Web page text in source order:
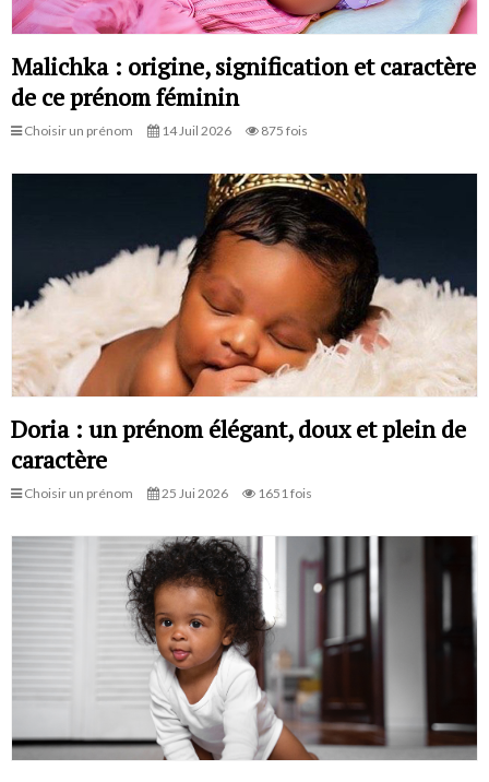
Malichka : origine, signification et caractère
de ce prénom féminin
Choisir un prénom 14 Juil 2026 875 fois
Doria : un prénom élégant, doux et plein de
caractère
Choisir un prénom 25 Jui 2026 1651 fois